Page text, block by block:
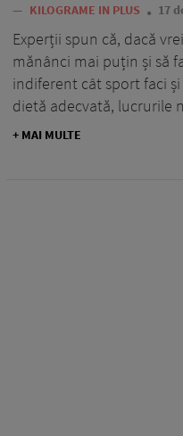
— KILOGRAME IN PLUS 17
Experții spun că, dacă
mănânci mai puțin și să
indiferent cât sport faci
dietă adecvată, lucrurile
+ MAI MULTE